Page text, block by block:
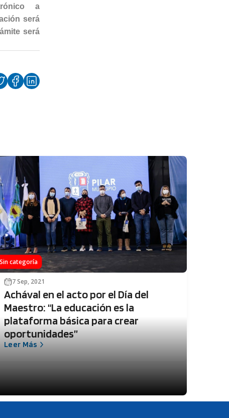
a
será
será
Sin categoría
7 Sep, 2021
Achával en el acto por el Día del
Maestro: “La educación es la
plataforma básica para crear
oportunidades”
Leer Más